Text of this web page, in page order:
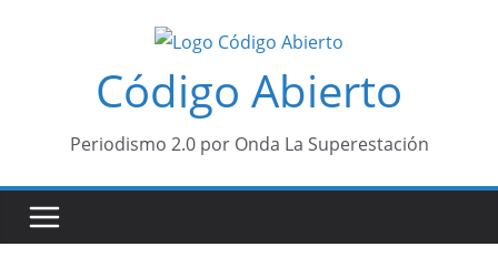
Código Abierto
Periodismo 2.0 por Onda La Superestación